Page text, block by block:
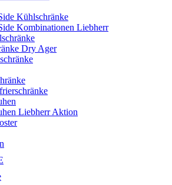
Kühlschränke
Kombinationen Liebherr
Dry Ager
Liebherr Aktion